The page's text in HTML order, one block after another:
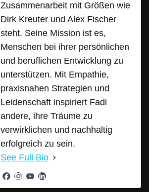
Zusammenarbeit mit Größen wie
Dirk Kreuter und Alex Fischer
steht. Seine Mission ist es,
Menschen bei ihrer persönlichen
und beruflichen Entwicklung zu
unterstützen. Mit Empathie,
praxisnahen Strategien und
Leidenschaft inspiriert Fadi
andere, ihre Träume zu
verwirklichen und nachhaltig
erfolgreich zu sein.
See Full Bio